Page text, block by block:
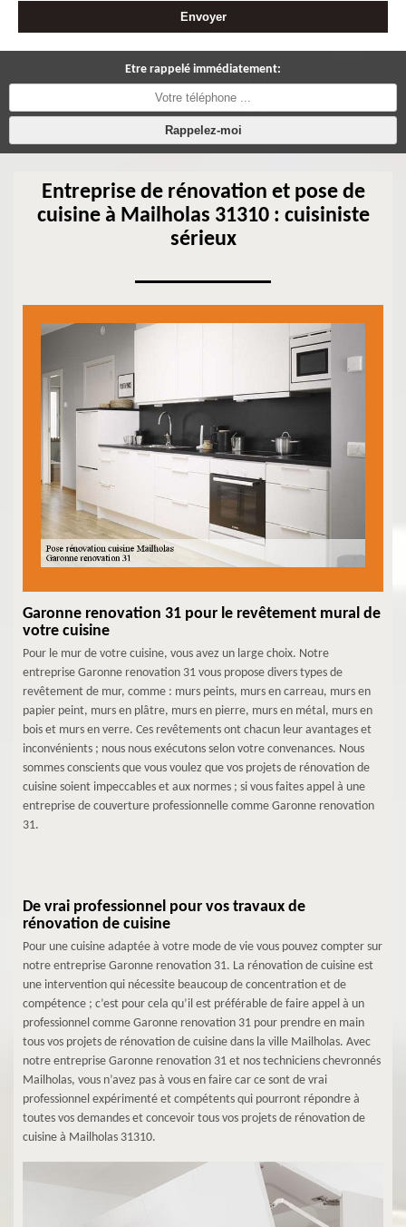
Etre rappelé immédiatement:
Entreprise de rénovation et pose de
cuisine à Mailholas 31310 : cuisiniste
sérieux
Garonne renovation 31 pour le revêtement mural de
votre cuisine
Pour le mur de votre cuisine, vous avez un large choix. Notre
entreprise Garonne renovation 31 vous propose divers types de
revêtement de mur, comme : murs peints, murs en carreau, murs en
papier peint, murs en plâtre, murs en pierre, murs en métal, murs en
bois et murs en verre. Ces revêtements ont chacun leur avantages et
inconvénients ; nous nous exécutons selon votre convenances. Nous
sommes conscients que vous voulez que vos projets de rénovation de
cuisine soient impeccables et aux normes ; si vous faites appel à une
entreprise de couverture professionnelle comme Garonne renovation
31.
De vrai professionnel pour vos travaux de
rénovation de cuisine
Pour une cuisine adaptée à votre mode de vie vous pouvez compter sur
notre entreprise Garonne renovation 31. La rénovation de cuisine est
une intervention qui nécessite beaucoup de concentration et de
compétence ; c’est pour cela qu’il est préférable de faire appel à un
professionnel comme Garonne renovation 31 pour prendre en main
tous vos projets de rénovation de cuisine dans la ville Mailholas. Avec
notre entreprise Garonne renovation 31 et nos techniciens chevronnés
Mailholas, vous n’avez pas à vous en faire car ce sont de vrai
professionnel expérimenté et compétents qui pourront répondre à
toutes vos demandes et concevoir tous vos projets de rénovation de
cuisine à Mailholas 31310.